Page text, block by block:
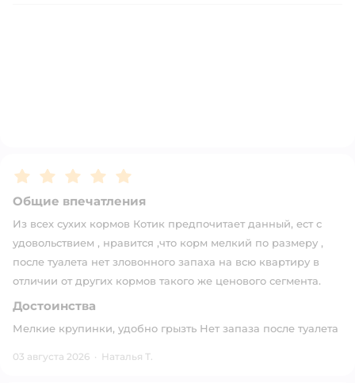
Рейтинг:5
Общие впечатления
Из всех сухих кормов Котик предпочитает данный, ест с
удовольствием , нравится ,что корм мелкий по размеру ,
после туалета нет зловонного запаха на всю квартиру в
отличии от других кормов такого же ценового сегмента.
Достоинства
Мелкие крупинки, удобно грызть Нет запаза после туалета
03 августа 2026 · Наталья Т.